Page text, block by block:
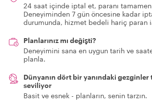
24 saat içinde iptal et, paranı
Deneyiminden 7 gün öncesine kadar
durumunda, hizmet bedeli hariç paran
Planlarınız mı değişti?
Deneyimini sana en uygun tarih ve
planla.
Dünyanın dört bir yanındaki gezginler
seviliyor
Basit ve esnek - planların, senin tarzın.